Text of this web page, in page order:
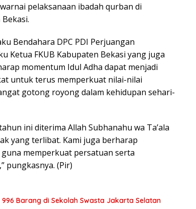
pelaksanaan ibadah qurban di
Bendahara DPC PDI Perjuangan
Ketua FKUB Kabupaten Bekasi yang juga
momentum Idul Adha dapat menjadi
untuk terus memperkuat nilai-nilai
gotong royong dalam kehidupan sehari-
ini diterima Allah Subhanahu wa Ta’ala
yang terlibat. Kami juga berharap
memperkuat persatuan serta
pungkasnya. (Pir)
Barang di Sekolah Swasta Jakarta Selatan